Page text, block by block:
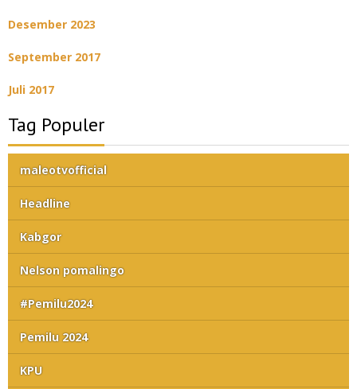
Desember 2023
September 2017
Juli 2017
Tag Populer
maleotvofficial
Headline
Kabgor
Nelson pomalingo
#Pemilu2024
Pemilu 2024
KPU